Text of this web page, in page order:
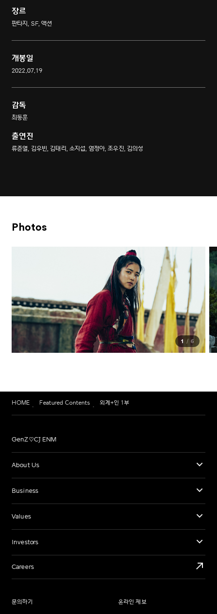
장르
판타지, SF, 액션
개봉일
2022.07.19
감독
최동훈
출연진
류준열, 김우빈, 김태리, 소지섭, 염정아, 조우진, 김의성
Photos
1 6
HOME Featured Contents 외계+인 1부
GenZ♡CJ ENM
About Us
Business
Values
Investors
Careers
문의하기 온라인 제보